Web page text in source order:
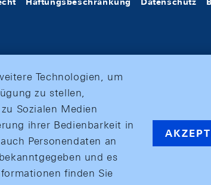
Technologien, um
zu stellen,
Sozialen Medien
ihrer Bedienbarkeit in
Personendaten an
und es
finden Sie